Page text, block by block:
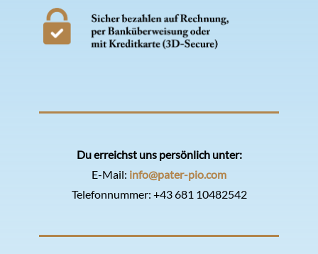
Du erreichst uns persönlich unter:
E-Mail: info@pater-pio.com
Telefonnummer: +43 681 10482542